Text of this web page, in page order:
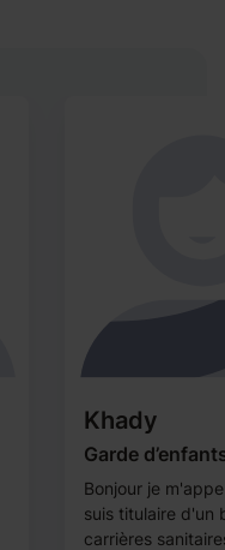
Khady
Garde
Bonjour je
suis titulaire d'un
carrières